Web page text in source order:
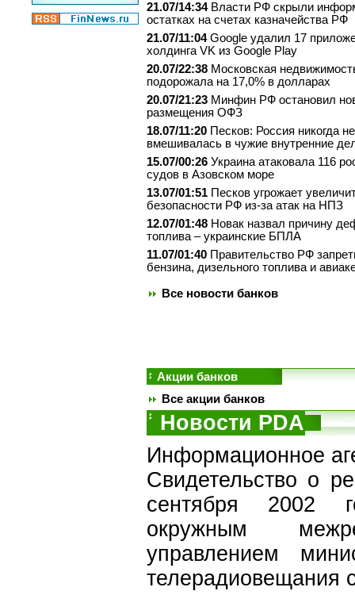
21.07/14:34 Власти РФ скрыли
остатках на счетах казначейства РФ
21.07/11:04 Google удалил 17
холдинга VK из Google Play
20.07/22:38 Московская
подорожала на 17,0% в долларах
20.07/21:23 Минфин РФ остановил
размещения ОФЗ
18.07/11:20 Песков: Россия никогда не
вмешивалась в чужие внутренние
15.07/00:26 Украина атаковала 116
судов в Азовском море
13.07/01:51 Песков угрожает
безопасности РФ из-за атак на НПЗ
12.07/01:48 Новак назвал причину
топлива – украинские БПЛА
11.07/01:40 Правительство РФ
бензина, дизельного топлива и
Все новости банков
Акции банков
Все акции банков
Новости PDA
Информационное
Свидетельство о
сентября 2002
окружным
управлением
телерадиовещания